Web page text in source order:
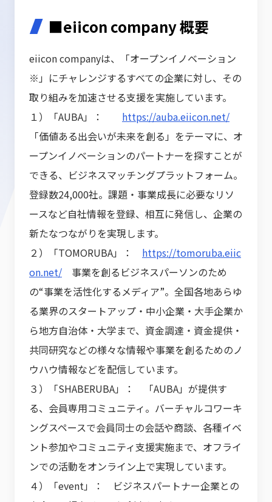
■eiicon company 概要
eiicon companyは、「オープンイノベーション
※」にチャレンジするすべての企業に対し、その
取り組みを加速させる支援を実施しています。
１）「AUBA」： https://auba.eiicon.net/
「価値ある出会いが未来を創る」をテーマに、オ
ープンイノベーションのパートナーを探すことが
できる、ビジネスマッチングプラットフォーム。
登録数24,000社。課題・事業成長に必要なリソ
ースなど自社情報を登録、相互に発信し、企業の
新たなつながりを実現します。
２）「TOMORUBA」： https://tomoruba.eiic
on.net/ 事業を創るビジネスパーソンのため
の“事業を活性化するメディア”。全国各地あらゆ
る業界のスタートアップ・中小企業・大手企業か
ら地方自治体・大学まで、資金調達・資金提供・
共同研究などの様々な情報や事業を創るためのノ
ウハウ情報などを配信しています。
３）「SHABERUBA」： 「AUBA」が提供す
る、会員専用コミュニティ。バーチャルコワーキ
ングスペースで会員同士の会話や商談、各種イベ
ント参加やコミュニティ支援実施まで、オフライ
ンでの活動をオンライン上で実現しています。
４）「event」： ビジネスパートナー企業との